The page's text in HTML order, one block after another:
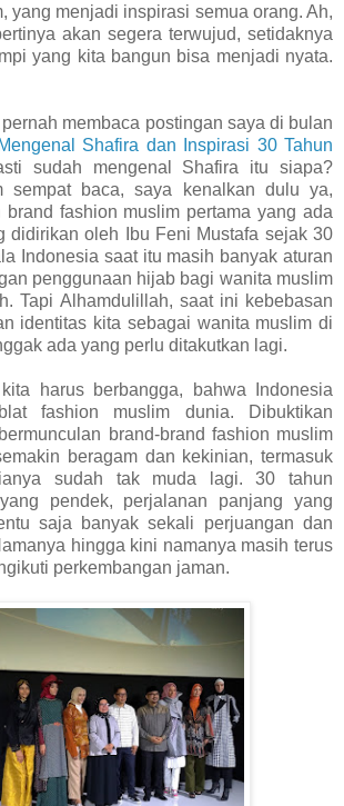
yang menjadi inspirasi semua orang. Ah,
akan segera terwujud, setidaknya
yang kita bangun bisa menjadi nyata.
membaca postingan saya di bulan
Mengenal Shafira dan Inspirasi 30 Tahun
sudah mengenal Shafira itu siapa?
sempat baca, saya kenalkan dulu ya,
fashion muslim pertama yang ada
didirikan oleh Ibu Feni Mustafa sejak 30
Indonesia saat itu masih banyak aturan
penggunaan hijab bagi wanita muslim
Tapi Alhamdulillah, saat ini kebebasan
identitas kita sebagai wanita muslim di
ada yang perlu ditakutkan lagi.
harus berbangga, bahwa Indonesia
fashion muslim dunia. Dibuktikan
brand-brand fashion muslim
beragam dan kekinian, termasuk
sudah tak muda lagi. 30 tahun
pendek, perjalanan panjang yang
saja banyak sekali perjuangan dan
hingga kini namanya masih terus
perkembangan jaman.